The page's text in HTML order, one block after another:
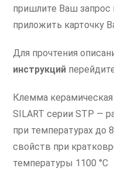
пришлите Ваш запрос
приложить карточку
Для прочтения
инструкций
Клемма
SILART серии STP —
при температурах до
свойств при
температуры 1100 °С